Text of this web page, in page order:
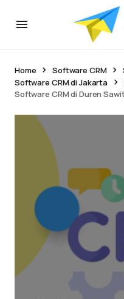
Home Software CRM
Software CRM di Jakarta
Software CRM di Duren